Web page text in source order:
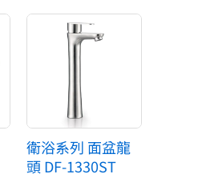
衛浴系列 面盆龍
頭 DF-1330ST